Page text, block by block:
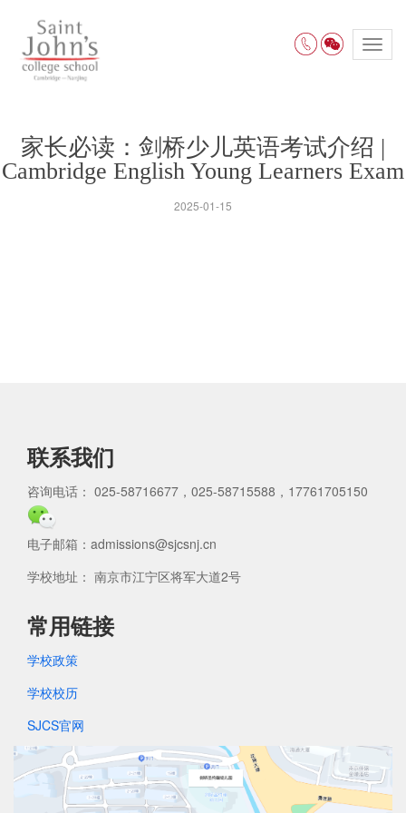
家长必读：剑桥少儿英语考试介绍 |
Cambridge English Young Learners Exam
2025-01-15
联系我们
咨询电话： 025-58716677，025-58715588，17761705150
电子邮箱：admissions@sjcsnj.cn
学校地址： 南京市江宁区将军大道2号
常用链接
学校政策
学校校历
SJCS官网